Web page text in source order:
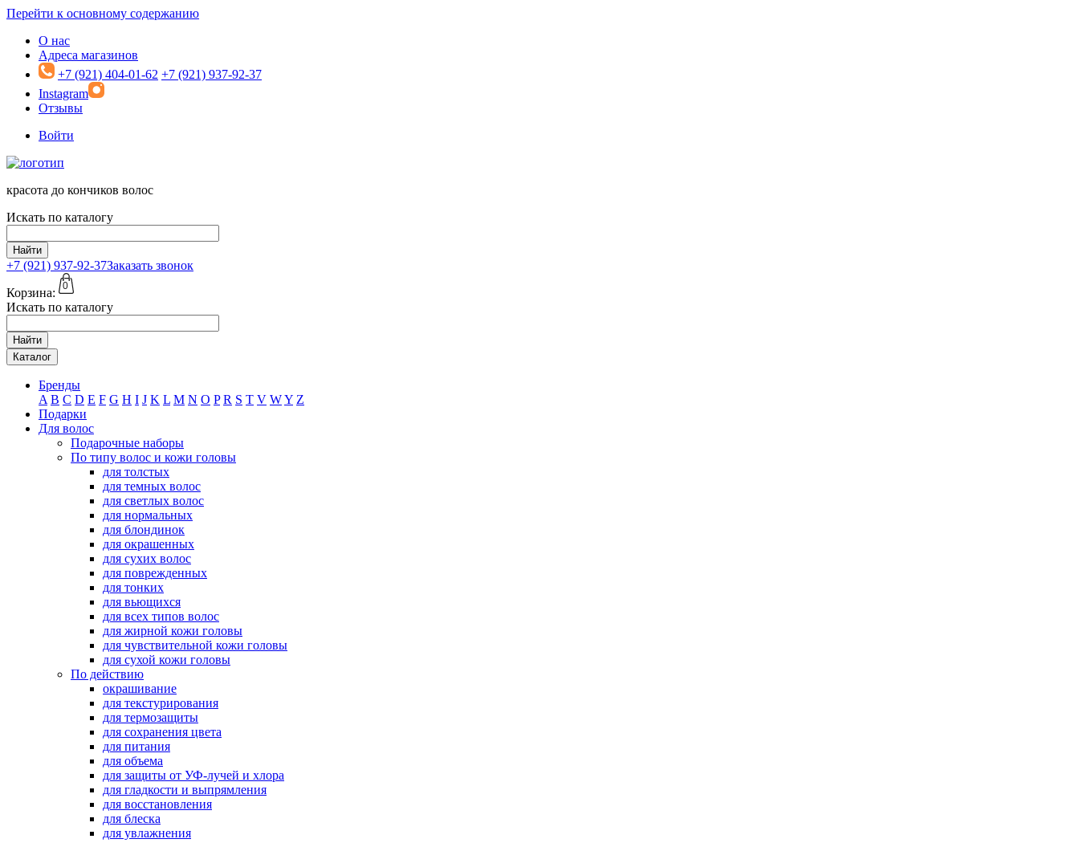
Перейти к основному содержанию
О нас
Адреса магазинов
+7 (921) 404-01-62 +7 (921) 937-92-37
Instagram
Отзывы
Войти
красота до кончиков волос
Искать по каталогу
Найти
+7 (921) 937-92-37Заказать звонок
Корзина:
0
Искать по каталогу
Найти
Каталог
Бренды
A B C D E F G H I J K L M N O P R S T V WY Z
Подарки
Для волос
Подарочные наборы
По типу волос и кожи головы
для толстых
для темных волос
для светлых волос
для нормальных
для блондинок
для окрашенных
для сухих волос
для поврежденных
для тонких
для вьющихся
для всех типов волос
для жирной кожи головы
для чувствительной кожи головы
для сухой кожи головы
По действию
окрашивание
для текстурирования
для термозащиты
для сохранения цвета
для питания
для объема
для защиты от УФ-лучей и хлора
для гладкости и выпрямления
для восстановления
для блеска
для увлажнения